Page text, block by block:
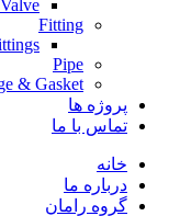
Fitting
Pipe
& Gasket
پروژه ها
تماس با ما
خانه
درباره ما
گروه رامان